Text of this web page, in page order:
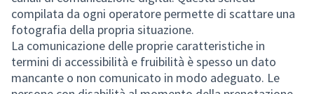
compilata da ogni operatore permette di scattare una
fotografia della propria situazione.
La comunicazione delle proprie caratteristiche in
termini di accessibilità e fruibilità è spesso un dato
mancante o non comunicato in modo adeguato. Le